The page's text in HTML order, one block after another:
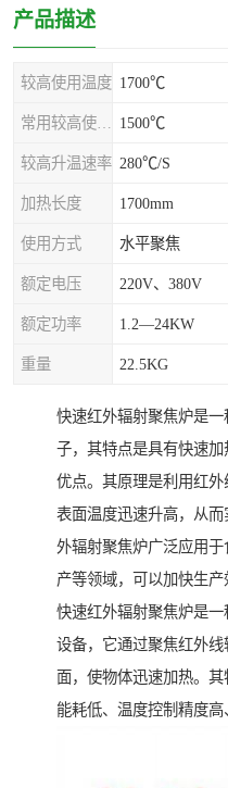
产品描述
较高使用温度 1700℃
1500℃
较高升温速率 280℃/S
加热长度 1700mm
使用方式 水平聚焦
额定电压 220V、380V
额定功率 1.2—24KW
重量 22.5KG
快速红外辐射聚焦炉是
子，其特点是具有快速
优点。其原理是利用红
表面温度迅速升高，从
外辐射聚焦炉广泛应用
产等领域，可以加快生产
快速红外辐射聚焦炉是
设备，它通过聚焦红外
面，使物体迅速加热。其
能耗低、温度控制精度高